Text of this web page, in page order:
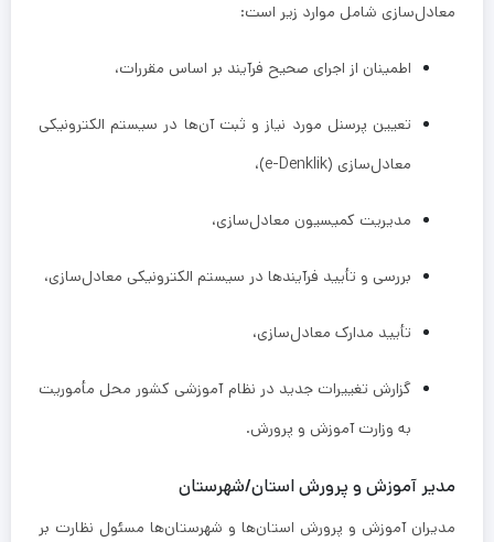
معادل‌سازی شامل موارد زیر است:
اطمینان از اجرای صحیح فرآیند بر اساس مقررات،
تعیین پرسنل مورد نیاز و ثبت آن‌ها در سیستم الکترونیکی
معادل‌سازی (e-Denklik)،
مدیریت کمیسیون معادل‌سازی،
بررسی و تأیید فرآیندها در سیستم الکترونیکی معادل‌سازی،
تأیید مدارک معادل‌سازی،
گزارش تغییرات جدید در نظام آموزشی کشور محل مأموریت
به وزارت آموزش و پرورش.
مدیر آموزش و پرورش استان/شهرستان
مدیران آموزش و پرورش استان‌ها و شهرستان‌ها مسئول نظارت بر